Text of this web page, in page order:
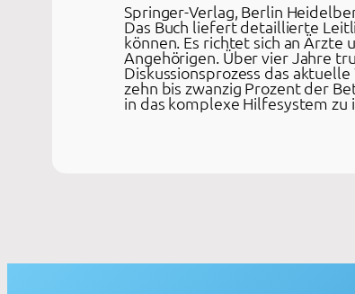
Springer-Verlag, Berlin
Das Buch liefert detaillierte
können. Es richtet sich an
Angehörigen. Über vier Jahre
Diskussionsprozess das
zehn bis zwanzig Prozent der
in das komplexe Hilfesystem